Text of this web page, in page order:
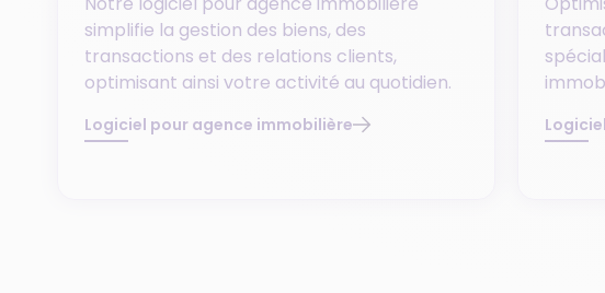
simplifie la gestion des biens, des
transactions et des relations clients,
optimisant ainsi votre activité au quotidien.
Logiciel pour agence immobilière